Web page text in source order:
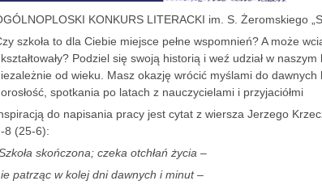
KONKURS LITERACKI im. S. Żeromskiego
szkoła to dla Ciebie miejsce pełne wspomnień? A może
Podziel się swoją historią i weź udział w
od wieku. Masz okazję wrócić myślami do
spotkania po latach z nauczycielami i przyjaciółmi
do napisania pracy jest cytat z wiersza Jerzego
8 (25-6):
skończona; czeka otchłań życia –
patrząc w kolej dni dawnych i minut –